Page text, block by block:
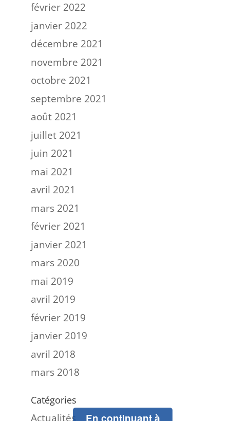
février 2022
janvier 2022
décembre 2021
novembre 2021
octobre 2021
septembre 2021
août 2021
juillet 2021
juin 2021
mai 2021
avril 2021
mars 2021
février 2021
janvier 2021
mars 2020
mai 2019
avril 2019
février 2019
janvier 2019
avril 2018
mars 2018
Catégories
Actualités En continuant à